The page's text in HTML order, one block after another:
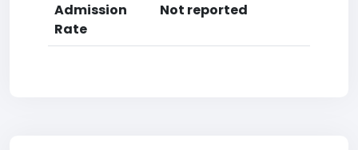
Admission
Rate
Not reported